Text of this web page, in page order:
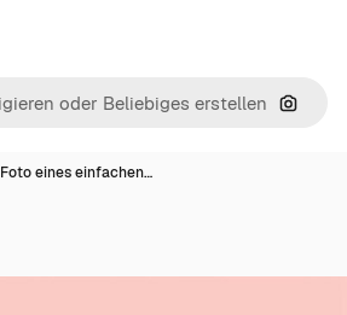
Nach
Foto eines einfachen…